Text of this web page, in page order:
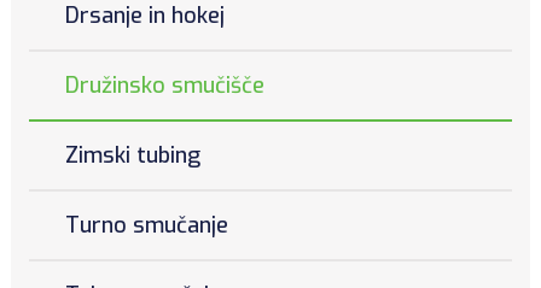
Drsanje in hokej
Družinsko smučišče
Zimski tubing
Turno smučanje